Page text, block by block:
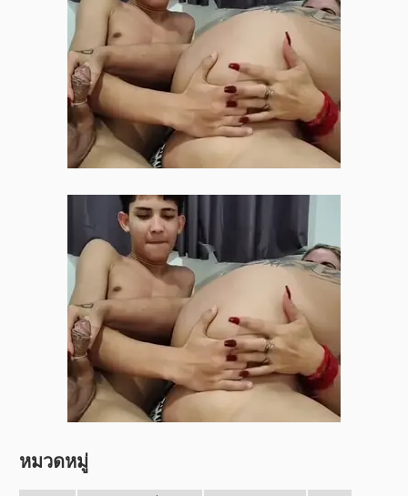
หมวดหมู่